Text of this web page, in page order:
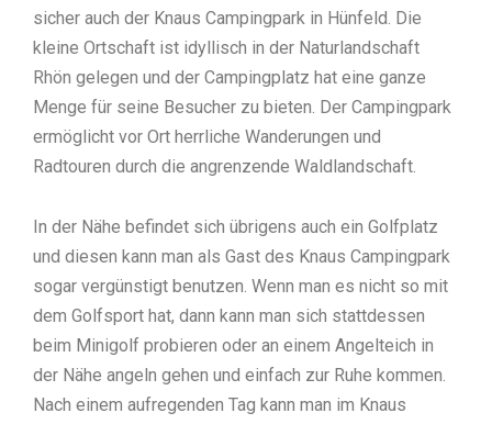
sicher auch der Knaus Campingpark in Hünfeld. Die
kleine Ortschaft ist idyllisch in der Naturlandschaft
Rhön gelegen und der Campingplatz hat eine ganze
Menge für seine Besucher zu bieten. Der Campingpark
ermöglicht vor Ort herrliche Wanderungen und
Radtouren durch die angrenzende Waldlandschaft.
In der Nähe befindet sich übrigens auch ein Golfplatz
und diesen kann man als Gast des Knaus Campingpark
sogar vergünstigt benutzen. Wenn man es nicht so mit
dem Golfsport hat, dann kann man sich stattdessen
beim Minigolf probieren oder an einem Angelteich in
der Nähe angeln gehen und einfach zur Ruhe kommen.
Nach einem aufregenden Tag kann man im Knaus